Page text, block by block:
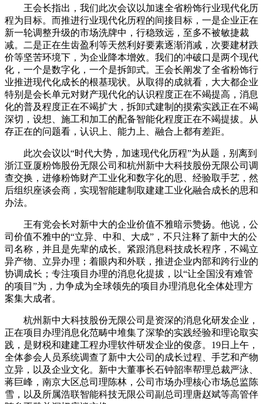
王会长指出，我们此次会议以加速全省粉饰行业现代化历
程为目标。而推进行业现代化历程的间接目标，一是企业正在
新一轮调整升级的市场洗牌中，行稳致远，至多不被敏捷裁
减。二是正在生齿盈利等天然利好要素逐渐消减，次要建材跌
价等坚苦环境下，为企业降本增效。我们的冲破口是两个现代
化，一个是数字化，一个是拆卸式。王会长阐发了全省粉饰行
业推进现代化成长的根基现状。从取得的成就看，大大都企业
特别是会长单元对财产现代化的认识程度正在不竭提高，消息
化的普及程度正在不竭扩大，拆卸式建制的摸索实践正在不竭
深切，设想、施工和加工的配备智能化程度正在不竭提拔。从
存正在的问题看，认识上、能力上、融合上都有差距。
此次会议以“时代大势，加速现代化历程”为从题，别离到
浙江亚厦粉饰股份无限公司和杭州新中大科技股份无限公司调
查交换，进修粉饰财产工业化和数字化的思、经验取手艺，然
后组织座谈会商，实现智能建制取建建工业化融合成长的思和
办法。
王有党会长对新中大的企业价值不雅暗示赞扬。他说，公
司价值不雅中的“立异、中和、大成”，不只注释了新中大的公
司名称，并且是先辈的成长。紧跟消息科技成长程序，不竭立
异产物、立异办理；着眼内和外联，推进企业内部和跨行业的
协调成长；专注项目办理的消息化提拔，以“让全国没有难管
的项目”为，力争成为全球领先的项目办理消息化全体处理方
案集大成者。
杭州新中大科技股份无限公司是资深的消息化研发企业，
正在项目办理消息化范畴中堆集了深挚的实践经验和理论取实
践，是财税和建建工程办理软件研发企业的俊彦。19日上午，
全体参会人员系统调查了新中大公司的成长过程、手艺和产物
立异，以及企业文化。新中大董事长石钟韶率帮理总裁严泳、
蒋巨峰，南京大区总司理陈林，公司市场办理核心市场总监陈
雪，以及所属浩联智能科技无限公司副总司理唐赵斌等高管伴